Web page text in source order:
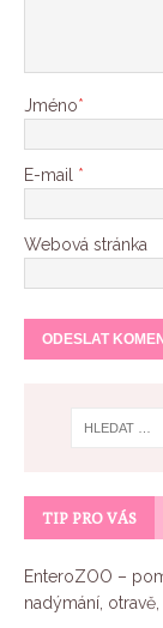
Jméno*
E-mail *
Webová stránka
TIP PRO VÁS
EnteroZOO –
nadýmání,